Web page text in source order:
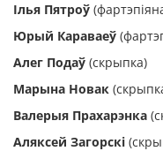
Ілья Пятроў
Юрый Караваеў
Алег Подаў (скрыпка)
Марына Новак
Валерыя Прахарэнка
Аляксей Загорскі